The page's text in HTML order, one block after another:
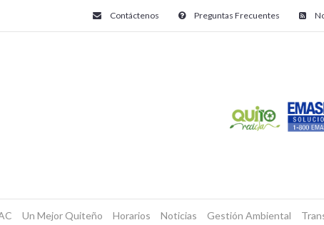
Contáctenos Preguntas Frecuentes
Un Mejor Quiteño Horarios Noticias Gestión Ambiental